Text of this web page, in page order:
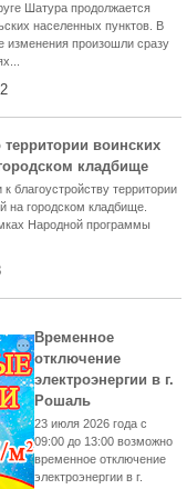
Шатура продолжается
населенных пунктов. В
изменения произошли сразу
территории воинских
кладбище
благоустройству территории
на городском кладбище.
Народной программы
Временное
отключение
электроэнергии в г.
Рошаль
23 июля 2026 года с
09:00 до 13:00 возможно
временное отключение
электроэнергии в г.